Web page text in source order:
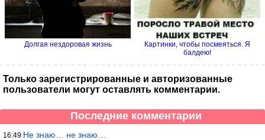
Долгая нездоровая жизнь
Картинки, чтобы посмеяться. Я
балдею!
Только зарегистрированные и авторизованные
пользователи могут оставлять комментарии.
Последние комментарии
16:49 Не знаю… не знаю…